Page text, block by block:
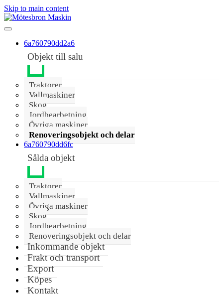
Skip to main content
6a760790dd2a6
Objekt till salu
Traktorer
Vallmaskiner
Skog
Jordbearbetning
Övriga maskiner
Renoveringsobjekt och delar
6a760790dd6fc
Sålda objekt
Traktorer
Vallmaskiner
Övriga maskiner
Skog
Jordbearbetning
Renoveringsobjekt och delar
Inkommande objekt
Frakt och transport
Export
Köpes
Kontakt